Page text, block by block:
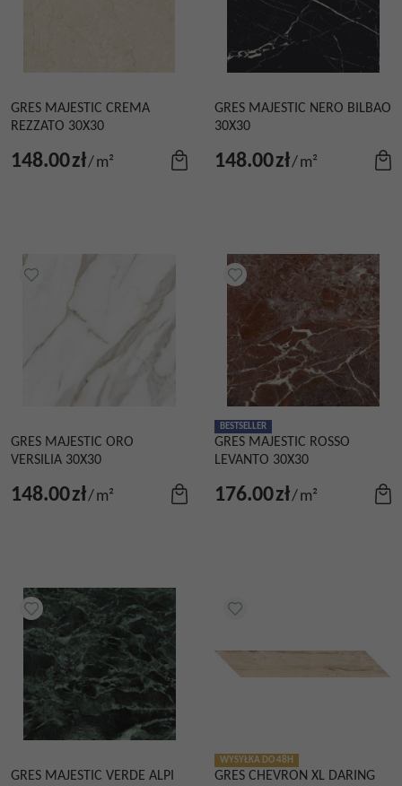
GRES MAJESTIC CREMA
REZZATO 30X30
148.00zł/m²
GRES MAJESTIC NERO BILBAO
30X30
148.00zł/m²
GRES MAJESTIC ORO
VERSILIA 30X30
148.00zł/m²
BESTSELLER
GRES MAJESTIC ROSSO
LEVANTO 30X30
176.00zł/m²
GRES MAJESTIC VERDE ALPI
WYSYŁKA DO 48H
GRES CHEVRON XL DARING